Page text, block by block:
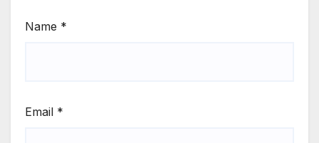
Name *
Email *